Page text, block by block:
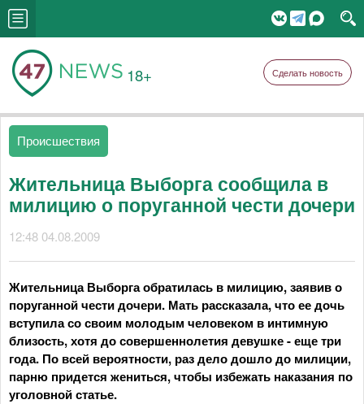
18+ Сделать новость
Происшествия
Жительница Выборга сообщила в
милицию о поруганной чести дочери
12:48 04.08.2009
Жительница Выборга обратилась в милицию, заявив о
поруганной чести дочери. Мать рассказала, что ее дочь
вступила со своим молодым человеком в интимную
близость, хотя до совершеннолетия девушке - еще три
года. По всей вероятности, раз дело дошло до милиции,
парню придется жениться, чтобы избежать наказания по
уголовной статье.